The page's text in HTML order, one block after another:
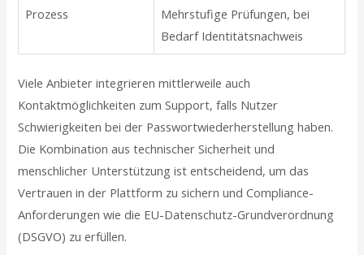
Prozess
Mehrstufige Prüfungen, bei
Bedarf Identitätsnachweis
Viele Anbieter integrieren mittlerweile auch
Kontaktmöglichkeiten zum Support, falls Nutzer
Schwierigkeiten bei der Passwortwiederherstellung haben.
Die Kombination aus technischer Sicherheit und
menschlicher Unterstützung ist entscheidend, um das
Vertrauen in der Plattform zu sichern und Compliance-
Anforderungen wie die EU-Datenschutz-Grundverordnung
(DSGVO) zu erfüllen.